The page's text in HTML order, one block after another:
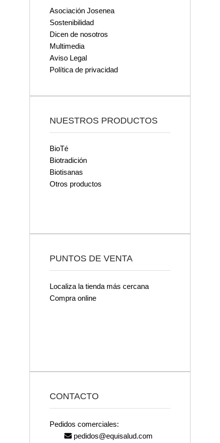
Asociación Josenea
Sostenibilidad
Dicen de nosotros
Multimedia
Aviso Legal
Política de privacidad
NUESTROS PRODUCTOS
BioTé
Biotradición
Biotisanas
Otros productos
PUNTOS DE VENTA
Localiza la tienda más cercana
Compra online
CONTACTO
Pedidos comerciales:
pedidos@equisalud.com